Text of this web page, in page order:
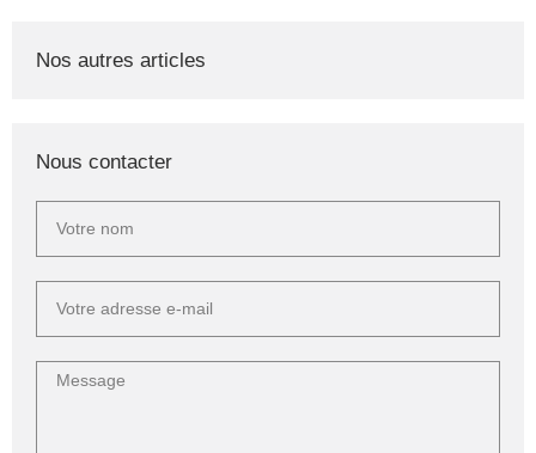
Nos autres articles
Nous contacter